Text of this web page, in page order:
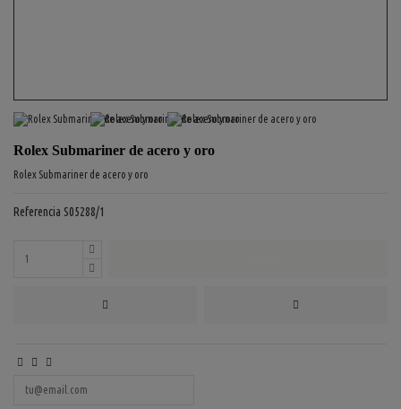
Rolex Submariner de acero y oro
Rolex Submariner de acero y oro
Referencia S05288/1